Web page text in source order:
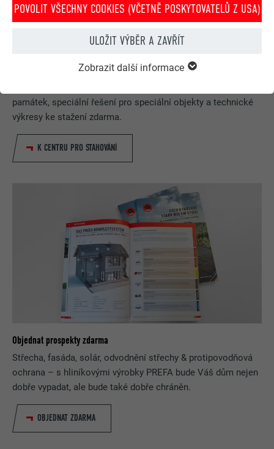
POVOLIT VŠECHNY COOKIES (VČETNĚ POSKYTOVATELŮ Z USA)
ULOŽIT VÝBĚR A ZAVŘÍT
Zobrazit další informace
Pro architekty a projektanty
památek, speciální řešení pro speciální objekty a technické
výkresy ke stažení zdarma.
K CENTRU PRO STAHOVÁNÍ
Objednat prospekty zdarma
Střecha, fasáda, solár, odvodnění střechy & protipovodňová
ochrana – s hliníkovými výrobky PREFA bude Váš dům nejen
dobře vypadat, ale bude také dobře chráněn.
OBJEDNAT ZDARMA